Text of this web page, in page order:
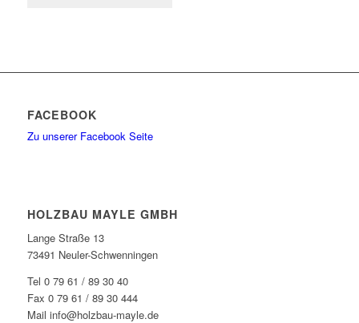
FACEBOOK
Zu unserer Facebook Seite
HOLZBAU MAYLE GMBH
Lange Straße 13
73491 Neuler-Schwenningen
Tel 0 79 61 / 89 30 40
Fax 0 79 61 / 89 30 444
Mail info@holzbau-mayle.de